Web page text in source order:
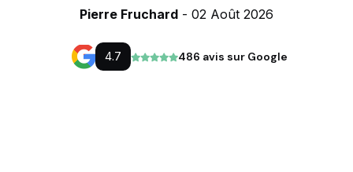
Pierre Fruchard - 02 Août 2026
4.7 486 avis sur Google